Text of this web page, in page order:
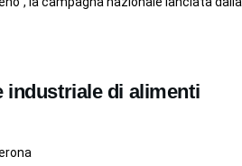
industriale di alimenti